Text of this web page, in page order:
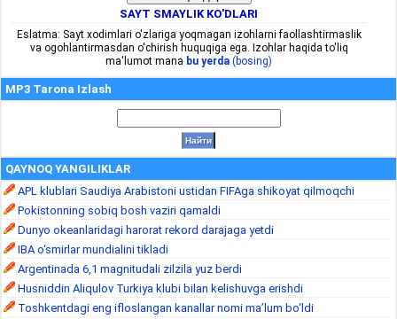
SAYT SMAYLIK KO'DLARI
Eslatma: Sayt xodimlari o'zlariga yoqmagan izohlarni faollashtirmaslik
va ogohlantirmasdan o'chirish huquqiga ega. Izohlar haqida to'liq
ma'lumot mana bu yerda (bosing)
MP3 Tarona Izlash
QAYNOQ YANGILIKLAR
APL klublari Saudiya Arabistoni ustidan FIFAga shikoyat qilmoqchi
Pokistonning sobiq bosh vaziri qamaldi
Dunyo okeanlaridagi harorat rekord darajaga yetdi
IBA o‘smirlar mundialini tikladi
Argentinada 6,1 magnitudali zilzila yuz berdi
Husniddin Aliqulov Turkiya klubi bilan kelishuvga erishdi
Toshkentdagi eng ifloslangan kanallar nomi ma’lum bo‘ldi